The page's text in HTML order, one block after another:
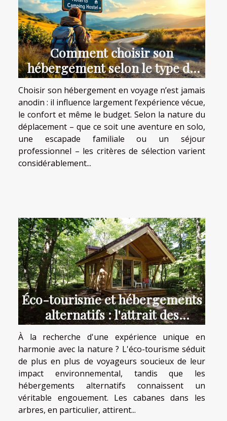
Comment choisir son
hébergement selon le type de
voyage ?
Choisir son hébergement en voyage n’est jamais
anodin : il influence largement l’expérience vécue,
le confort et même le budget. Selon la nature du
déplacement – que ce soit une aventure en solo,
une escapade familiale ou un séjour
professionnel – les critères de sélection varient
considérablement...
Éco-tourisme et hébergements
alternatifs : l'attrait des
cabanes dans les arbres
À la recherche d'une expérience unique en
harmonie avec la nature ? L'éco-tourisme séduit
de plus en plus de voyageurs soucieux de leur
impact environnemental, tandis que les
hébergements alternatifs connaissent un
véritable engouement. Les cabanes dans les
arbres, en particulier, attirent...